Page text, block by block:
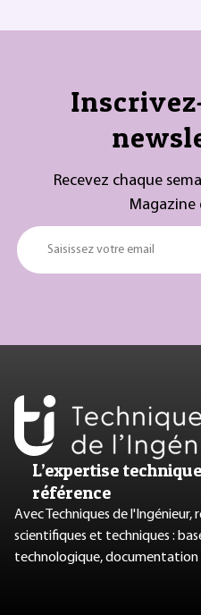
Recevez chaque
Magazine
Saisissez votre email
L’expertise
référence
Avec Techniques de
scientifiques et techniques :
technologique, documentation